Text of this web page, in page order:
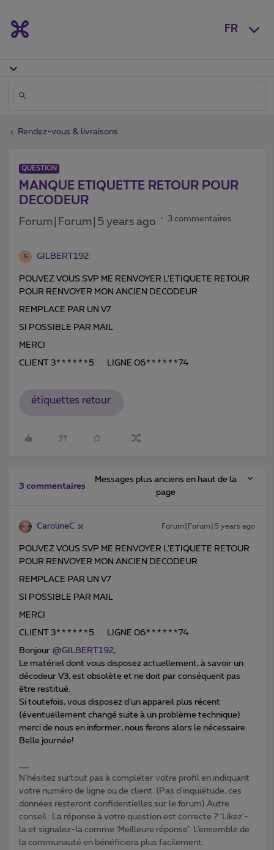
FR
Rendez-vous & livraisons
QUESTION
MANQUE ETIQUETTE RETOUR POUR
DECODEUR
Forum|Forum|5 years ago 3 commentaires
G GILBERT192
POUVEZ VOUS SVP ME RENVOYER L’ETIQUETE RETOUR
POUR RENVOYER MON ANCIEN DECODEUR
REMPLACE PAR UN V7
SI POSSIBLE PAR MAIL
MERCI
CLIENT 3******5 LIGNE 06******74
étiquettes retour
3 commentaires
Messages plus anciens en haut de la
page
CarolineC Forum|Forum|5 years ago
POUVEZ VOUS SVP ME RENVOYER L’ETIQUETE RETOUR
POUR RENVOYER MON ANCIEN DECODEUR
REMPLACE PAR UN V7
SI POSSIBLE PAR MAIL
MERCI
CLIENT 3******5 LIGNE 06******74
Bonjour @GILBERT192,
Le matériel dont vous disposez actuellement, à savoir un
décodeur V3, est obsolète et ne doit par conséquent pas
être restitué.
Si toutefois, vous disposez d’un appareil plus récent
(éventuellement changé suite à un problème technique)
merci de nous en informer, nous ferons alors le nécessaire.
Belle journée!
N'hésitez surtout pas à compléter votre profil en indiquant
votre numéro de ligne ou de client. (Pas d'inquiétude, ces
données resteront confidentielles sur le forum) Autre
conseil : La réponse à votre question est correcte ? ‘Likez’-
la et signalez-la comme ‘Meilleure réponse’. L’ensemble de
la communauté en bénéficiera plus facilement.